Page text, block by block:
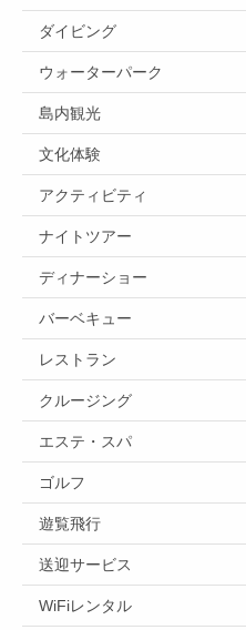
ダイビング
ウォーターパーク
島内観光
文化体験
アクティビティ
ナイトツアー
ディナーショー
バーベキュー
レストラン
クルージング
エステ・スパ
ゴルフ
遊覧飛行
送迎サービス
WiFiレンタル